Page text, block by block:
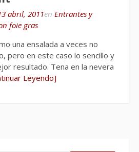
abril, 2011en Entrantes y
foie gras
una ensalada a veces no
pero en este caso lo sencillo y
resultado. Tena en la nevera
Leyendo]